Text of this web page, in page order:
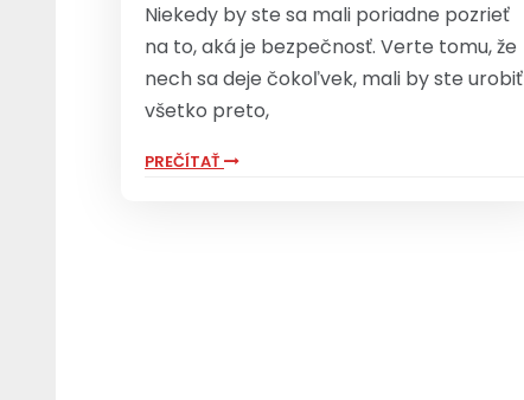
Niekedy by ste sa mali poriadne pozrieť
na to, aká je bezpečnosť. Verte tomu, že
nech sa deje čokoľvek, mali by ste urobiť
všetko preto,
PREČÍTAŤ